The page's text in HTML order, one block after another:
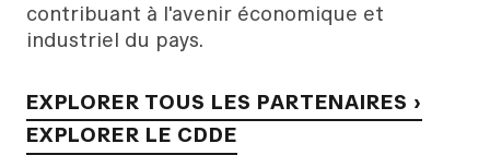
contribuant à l'avenir économique et
industriel du pays.
EXPLORER TOUS LES PARTENAIRES ›
EXPLORER LE CDDE